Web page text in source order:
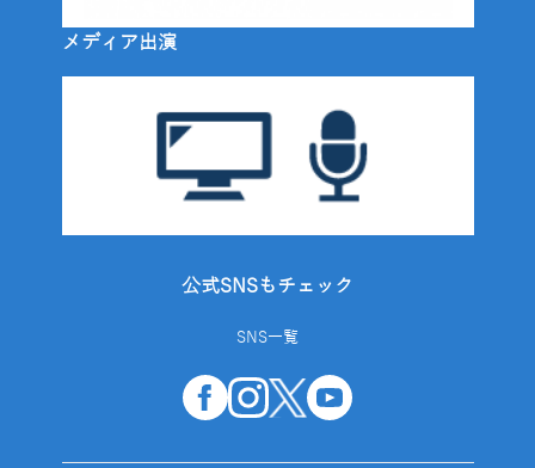
メディア出演
公式SNSもチェック
SNS一覧